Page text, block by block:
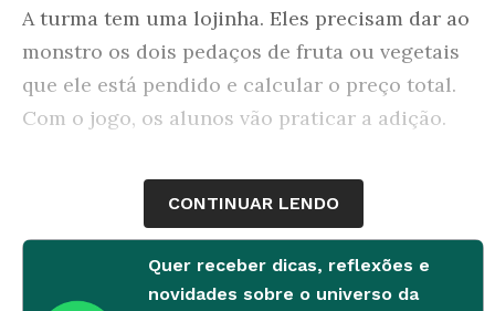
A turma tem uma lojinha. Eles precisam dar ao
monstro os dois pedaços de fruta ou vegetais
que ele está pendido e calcular o preço total.
Com o jogo, os alunos vão praticar a adição.
CONTINUAR LENDO
Quer receber dicas, reflexões e
novidades sobre o universo da